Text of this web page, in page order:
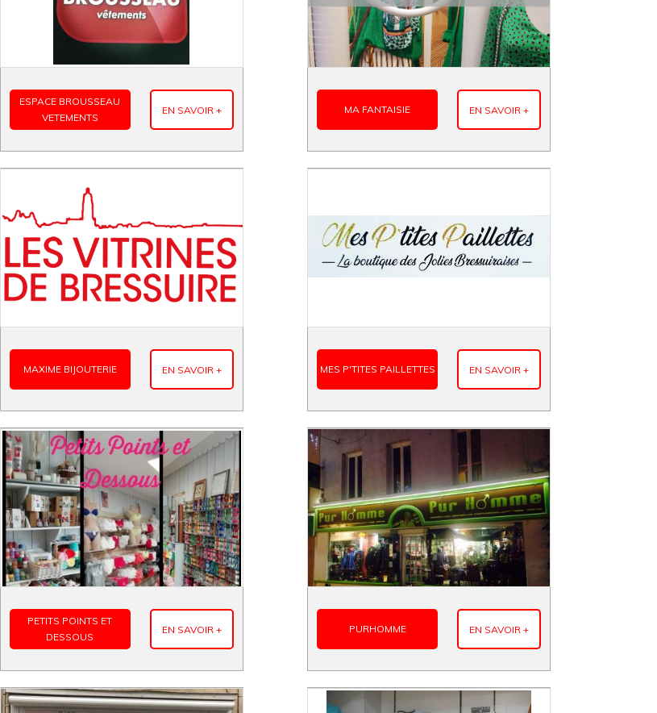
ESPACE BROUSSEAU
VETEMENTS
EN SAVOIR + MA FANTAISIE EN SAVOIR +
MAXIME BIJOUTERIE EN SAVOIR + MES P'TITES PAILLETTES EN SAVOIR +
PETITS POINTS ET
DESSOUS
EN SAVOIR + PURHOMME EN SAVOIR +